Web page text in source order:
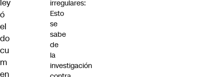
ley
ó
el
do
cu
m
en
irregulares:
Esto
se
sabe
de
la
investigación